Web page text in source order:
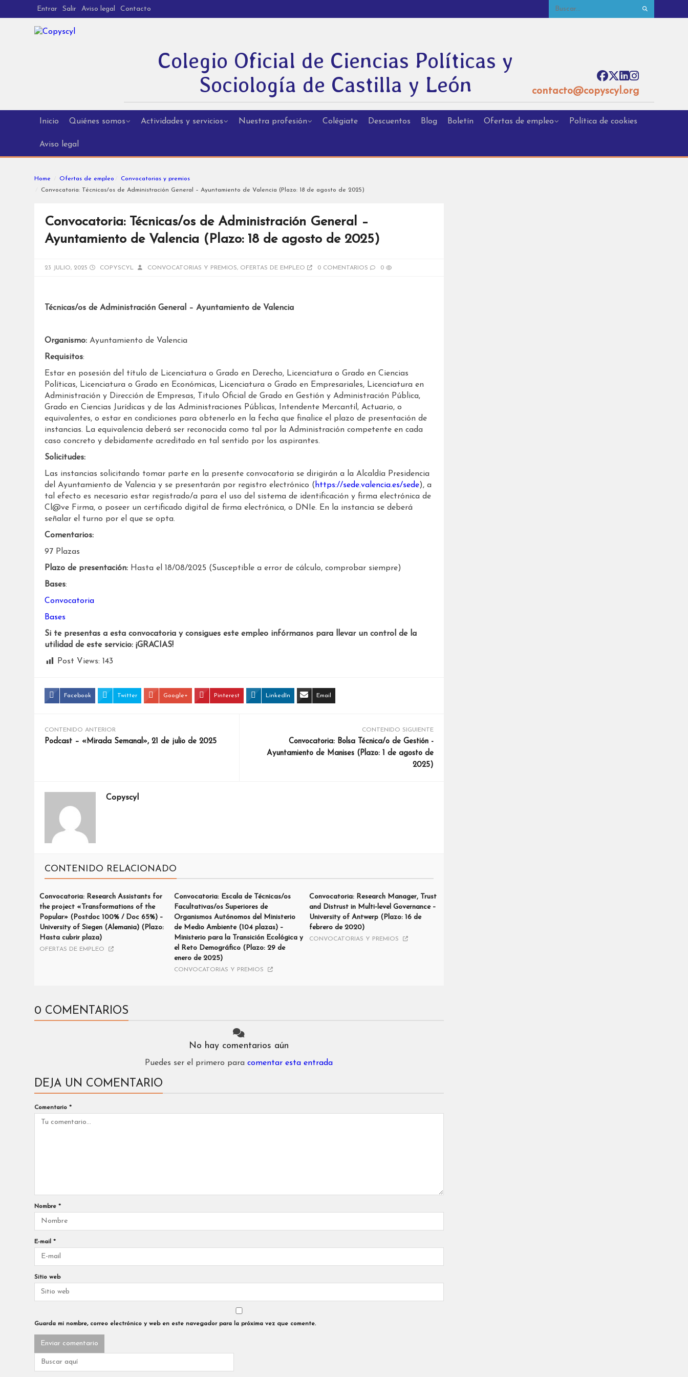
Entrar Salir Aviso legal Contacto
Colegio Oficial de Ciencias Políticas y
Sociología de Castilla y León
contacto@copyscyl.org
Inicio Quiénes somos Actividades y servicios Nuestra profesión Colégiate Descuentos Blog Boletín Ofertas de empleo Política de cookies
Aviso legal
Home Ofertas de empleo
Convocatorias y premios
Convocatoria: Técnicas/os de Administración General – Ayuntamiento de Valencia (Plazo: 18 de agosto de 2025)
Convocatoria: Técnicas/os de Administración General –
Ayuntamiento de Valencia (Plazo: 18 de agosto de 2025)
23 JULIO, 2025 COPYSCYL CONVOCATORIAS Y PREMIOS, OFERTAS DE EMPLEO 0 COMENTARIOS 0
Técnicas/os de Administración General – Ayuntamiento de Valencia
Organismo: Ayuntamiento de Valencia
Requisitos:
Estar en posesión del título de Licenciatura o Grado en Derecho, Licenciatura o Grado en Ciencias
Políticas, Licenciatura o Grado en Económicas, Licenciatura o Grado en Empresariales, Licenciatura en
Administración y Dirección de Empresas, Titulo Oficial de Grado en Gestión y Administración Pública,
Grado en Ciencias Jurídicas y de las Administraciones Públicas, Intendente Mercantil, Actuario, o
equivalentes, o estar en condiciones para obtenerlo en la fecha que finalice el plazo de presentación de
instancias. La equivalencia deberá ser reconocida como tal por la Administración competente en cada
caso concreto y debidamente acreditado en tal sentido por los aspirantes.
Solicitudes:
Las instancias solicitando tomar parte en la presente convocatoria se dirigirán a la Alcaldía Presidencia
del Ayuntamiento de Valencia y se presentarán por registro electrónico ( https://sede.valencia.es/sede), a
tal efecto es necesario estar registrado/a para el uso del sistema de identificación y firma electrónica de
Cl@ve Firma, o poseer un certificado digital de firma electrónica, o DNIe. En la instancia se deberá
señalar el turno por el que se opta.
Comentarios:
97 Plazas
Plazo de presentación:Hasta el 18/08/2025 (Susceptible a error de cálculo, comprobar siempre)
Bases:
Convocatoria
Bases
Si te presentas a esta convocatoria y consigues este empleo infórmanos para llevar un control de la
utilidad de este servicio: ¡GRACIAS!
Post Views: 143
Facebook Twitter Google+ Pinterest LinkedIn Email
CONTENIDO ANTERIOR
Podcast – «Mirada Semanal», 21 de julio de 2025
CONTENIDO SIGUIENTE
Convocatoria: Bolsa Técnica/o de Gestión -
Ayuntamiento de Manises (Plazo: 1 de agosto de
2025)
Copyscyl
CONTENIDO RELACIONADO
Convocatoria: Research Assistants for
the project «Transformations of the
Popular» (Postdoc 100% / Doc 65%) –
University of Siegen (Alemania) (Plazo:
Hasta cubrir plaza)
OFERTAS DE EMPLEO
Convocatoria: Escala de Técnicas/os
Facultativas/os Superiores de
Organismos Autónomos del Ministerio
de Medio Ambiente (104 plazas) –
Ministerio para la Transición Ecológica y
el Reto Demográfico (Plazo: 29 de
enero de 2025)
CONVOCATORIAS Y PREMIOS
Convocatoria: Research Manager, Trust
and Distrust in Multi-level Governance –
University of Antwerp (Plazo: 16 de
febrero de 2020)
CONVOCATORIAS Y PREMIOS
0 COMENTARIOS
No hay comentarios aún
Puedes ser el primero paracomentar esta entrada
DEJA UN COMENTARIO
Comentario *
Nombre *
E-mail *
Sitio web
Guarda mi nombre, correo electrónico y web en este navegador para la próxima vez que comente.